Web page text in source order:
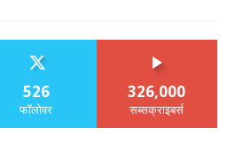
526
फॉलोवर
326,000
सब्सक्राइबर्स